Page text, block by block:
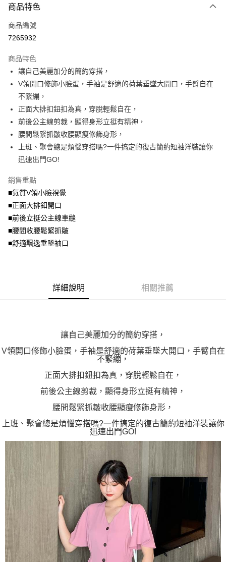
大哥付你分期
【大哥付你分期使用說明】
1.本服務由台灣大哥大提供，台灣大哥大用戶可立即使用無須另外申請。
流程，驗證手機門號後，選擇欲分期的期數、繳款截止日，確認付款後即完
成交易。
3.實際核准額度、可分期數及費用金額請依後續交易確認頁面所載為準。
4.訂單成立30分鐘內，如未前往確認交易或遇審核未通過，訂單將自動取
法說明評估內容。
【繳款方式說明】
1.分期款項不併入電信帳單，「大哥付你分期」於每月結算日後寄送繳費提
醒簡訊。
2.透過簡訊連結打開帳單後，可選擇「超商條碼／台灣大直營門市／銀行轉
帳／街口支付／iPASS MONEY」等通路繳費。
【注意事項】
用戶於交易時，得透過本服務購買商品或服務，並由商店將買賣／分期付款
買賣價金債權讓與本公司後，依約使用本公司帳單繳交帳款。
資料（包含姓名、電話或地址）提供予台灣大哥大進項蒐集、處理及利用，
由本公司與您本人進行分期帳單所需資料之確認、核對及更正。
3.完整用戶服務條款，請詳閱以下連結：
AFTEE先享後付
【關於「AFTEE先享後付」】
AFTEE先享後付是「在收到商品之後才付款」的支付方式。 讓您購物簡單
便利好安心！
１．簡單：不需註冊會員、不需綁卡、不需儲值。
２．便利：只要手機號碼，簡訊認證，即可結帳。
３．安心：先確認商品／服務後，再付款。
【「AFTEE先享後付」結帳流程】
１．於結帳方式選擇「AFTEE先享後付」後，將跳轉至「AFTEE先享後付」
２．訂單成立數日內，您將收到繳費通知簡訊。
３．收到繳費通知簡訊後14天內，點擊此簡訊中的連結，可透過四大超商／
※ 請注意：結帳手續完成當下不需立刻繳費，但若您需要取消訂單，請聯絡
購買商品的店家。未經商家同意取消之訂單仍視為有效，需透過AFTEE先享
後付繳納相關費用。
※ 交易是否成功請以「AFTEE先享後付 」之結帳頁面顯示為準，若有關於
是否繳費成功／繳費後需取消欲退款等相關疑問，請聯繫「AFTEE先享後付
客戶支援中心」https://netprotections.freshdesk.com/support/home
【注意事項】
https://aftee.tw/terms/#terms3
時審查核予不同之上限額度；若仍有額度不足之情形，本公司將視審查結果
請求用戶進行身份認證。
５．嚴禁一人註冊多個帳號或使用他人資訊註冊。若發現惡意使用之情形，
恩沛科技股份有限公司將有權停止該用戶之使用額度並採取法律行動。
ATM付款
全家取貨付款
每筆NT$70，滿NT$699(含以上)免運費
付款後全家取貨
每筆NT$70，滿NT$799(含以上)免運費
付款後7-11取貨
每筆NT$70，滿NT$699(含以上)免運費
宅配
商品特色
商品編號
7265932
商品特色
讓自己美麗加分的簡約穿搭，
V領開口修飾小臉蛋，手袖是舒適的荷葉垂墜大開口，手臂自在
不緊繃，
正面大排扣鈕扣為真，穿脫輕鬆自在，
前後公主線剪裁，顯得身形立挺有精神，
腰間鬆緊抓皺收腰顯瘦修飾身形，
上班、聚會總是煩惱穿搭嗎?一件搞定的復古簡約短袖洋裝讓你
迅速出門GO!
銷售重點
■氣質V領小臉視覺
■正面大排釦開口
■前後立挺公主線車縫
■腰間收腰鬆緊抓皺
■舒適飄逸垂墜袖口
詳細說明 相關推薦
讓自己美麗加分的簡約穿搭，
V領開口修飾小臉蛋，手袖是舒適的荷葉垂墜大開口，手臂自在
不緊繃，
正面大排扣鈕扣為真，穿脫輕鬆自在，
前後公主線剪裁，顯得身形立挺有精神，
腰間鬆緊抓皺收腰顯瘦修飾身形，
上班、聚會總是煩惱穿搭嗎?一件搞定的復古簡約短袖洋裝讓你
迅速出門GO!